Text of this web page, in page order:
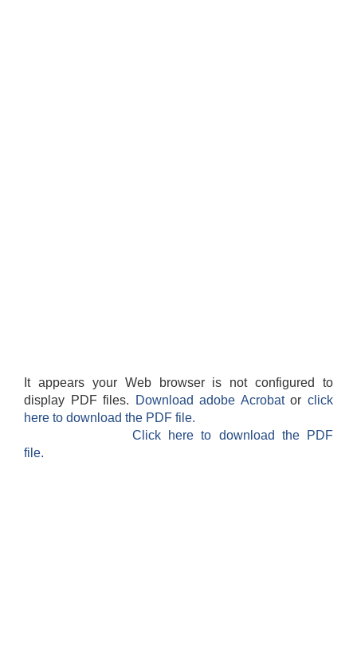
It appears your Web browser is not configured to
display PDF files.
Download adobe Acrobatorclick
here to download the PDF file.
Click here to download the PDF
file.